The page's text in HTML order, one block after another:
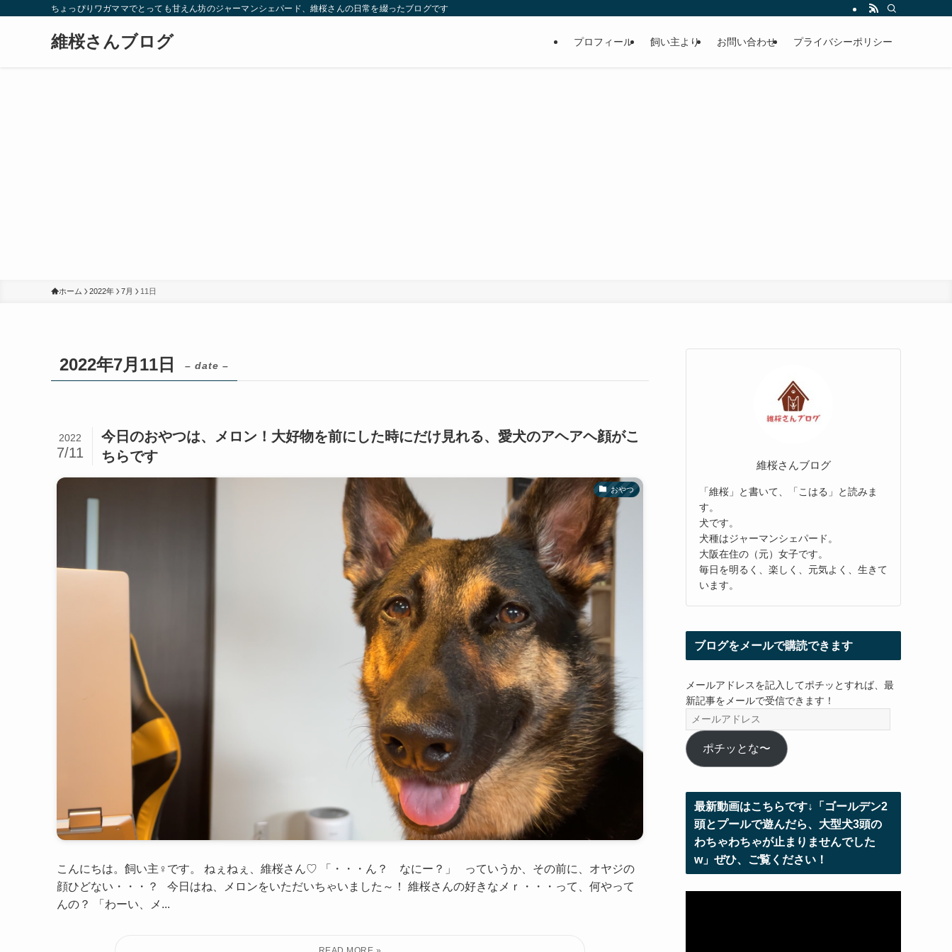
ちょっぴりワガママでとっても甘えん坊のジャーマンシェパード、維桜さんの日常を綴ったブログです
維桜さんブログ プロフィール 飼い主より お問い合わせ プライバシーポリシー
ホーム 2022年 7月 11日
2022年7月11日 – date –
今日のおやつは、メロン！大好物を前にした時にだけ見れる、愛犬のアヘアヘ顔がこ
ちらです
2022
7/11
おやつ
こんにちは。飼い主♀です。 ねぇねぇ、維桜さん♡ 「・・・ん？ なにー？」 っていうか、その前に、オヤジの
顔ひどない・・・？ 今日はね、メロンをいただいちゃいました～！ 維桜さんの好きなメｒ・・・って、何やって
んの？ 「わーい、メ...
維桜さんブログ
「維桜」と書いて、「こはる」と読みま
す。
犬です。
犬種はジャーマンシェパード。
大阪在住の（元）女子です。
毎日を明るく、楽しく、元気よく、生きて
います。
ブログをメールで購読できます
メールアドレスを記入してポチッとすれば、最
新記事をメールで受信できます！
ー
ル
ア
レ
ス
ポチッとな〜
最新動画はこちらです↓「ゴールデン2
頭とプールで遊んだら、大型犬3頭の
わちゃわちゃが止まりませんでした
w」ぜひ、ご覧ください！